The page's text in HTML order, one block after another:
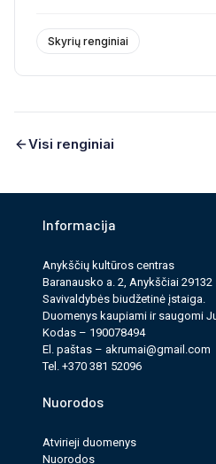
Skyrių renginiai
Visi renginiai
Informacija
Anykščių kultūros cen­tras
Baranausko a. 2, Anykščiai 29132
Savi­valdy­bės biudžet­inė įstaiga.
Duomenys kau­pi­ami ir saugomi
Kodas – 190078494
El. paš­tas – akrumai@gmail.com
Tel. +370 381 52096
Nuorodos
Atvirieji duomenys
Nuorodos